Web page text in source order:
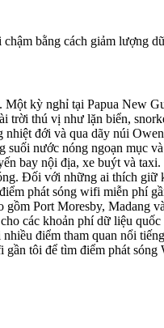
bằng cách giảm lượng
kỳ nghỉ tại Papua New
trời thú vị như lặn biển,
đới và qua dãy núi
nước nóng ngoạn mục
bay nội địa, xe buýt và
Đối với những ai thích giữ
phát sóng wifi miễn phí
Port Moresby, Madang
các khoản phí dữ liệu
điểm tham quan nổi
tôi để tìm điểm phát